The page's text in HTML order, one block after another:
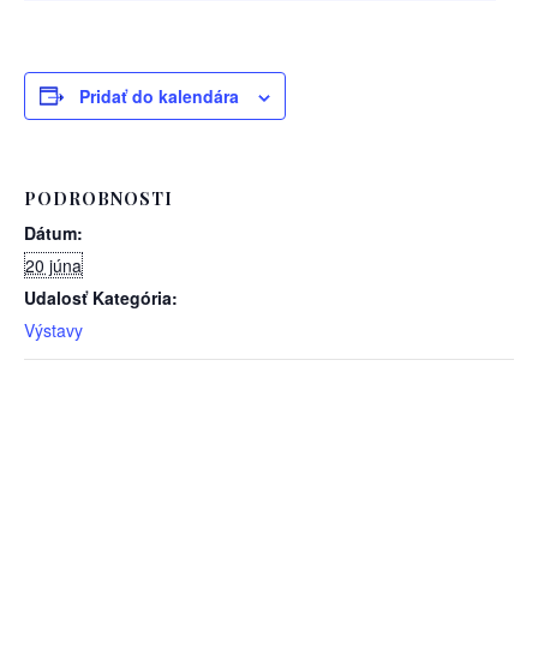
Pridať do kalendára
PODROBNOSTI
Dátum:
20 júna
Udalosť Kategória:
Výstavy